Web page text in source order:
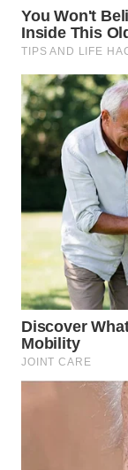
WN
SOLO
WN
BOROBUDUR
WN
MADURA
WN
SURABAYA
WN
NATUNA
WN
BINTAN